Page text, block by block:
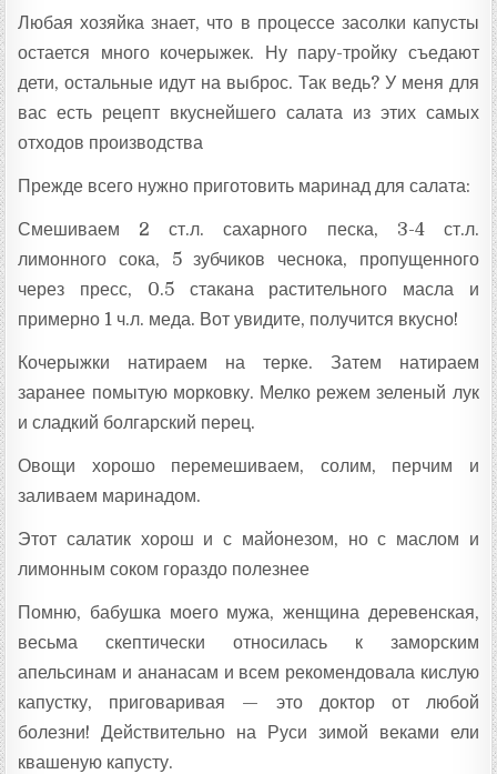
Любая хозяйка знает, что в процессе засолки капусты
остается много кочерыжек. Ну пару-тройку съедают
дети, остальные идут на выброс. Так ведь? У меня для
вас есть рецепт вкуснейшего салата из этих самых
отходов производства
Прежде всего нужно приготовить маринад для салата:
Смешиваем 2 ст.л. сахарного песка, 3-4 ст.л.
лимонного сока, 5 зубчиков чеснока, пропущенного
через пресс, 0.5 стакана растительного масла и
примерно 1 ч.л. меда. Вот увидите, получится вкусно!
Кочерыжки натираем на терке. Затем натираем
заранее помытую морковку. Мелко режем зеленый лук
и сладкий болгарский перец.
Овощи хорошо перемешиваем, солим, перчим и
заливаем маринадом.
Этот салатик хорош и с майонезом, но с маслом и
лимонным соком гораздо полезнее
Помню, бабушка моего мужа, женщина деревенская,
весьма скептически относилась к заморским
апельсинам и ананасам и всем рекомендовала кислую
капустку, приговаривая — это доктор от любой
болезни! Действительно на Руси зимой веками ели
квашеную капусту.